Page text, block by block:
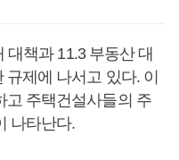
대책과 11.3 부동산 대
제에 나서고 있다. 이
고 주택건설사들의 주
나타난다.